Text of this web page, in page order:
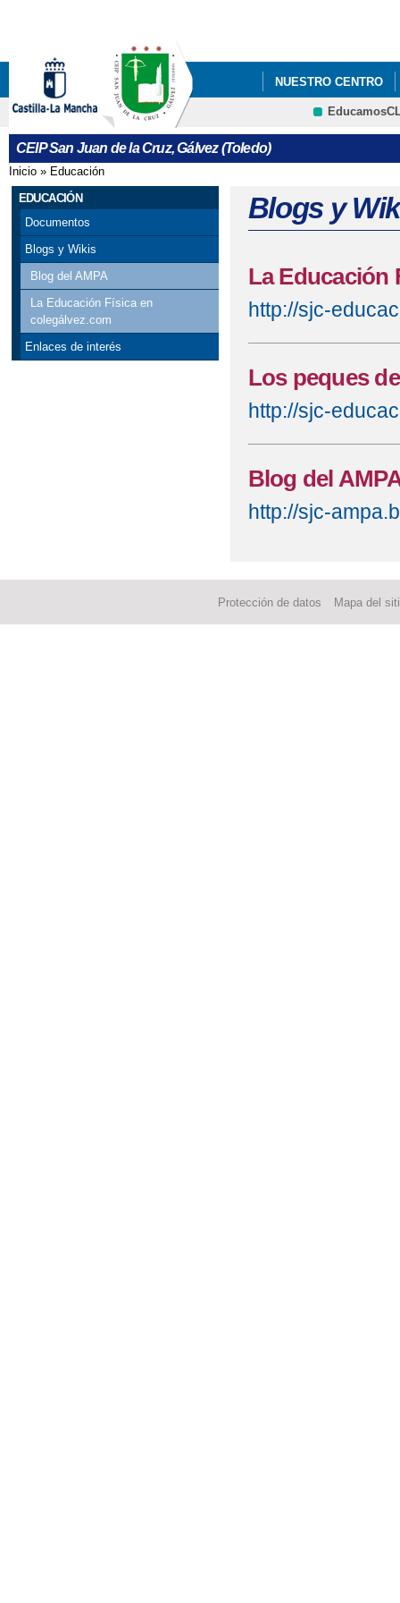
NUESTRO CENTRO
CEIP San Juan de la Cruz, Gálvez (Toledo)
Se encuentra usted aquí
Inicio » Educación
EDUCACIÓN
Documentos
Blogs y Wikis
Blog del AMPA
La Educación Física en
colegálvez.com
Enlaces de interés
Blogs y
La Educación
http://sjc-
Los peques
http://sjc-
Blog del
http://sjc-
Protección de datos Mapa del